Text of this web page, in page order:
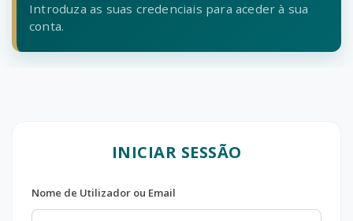
Introduza as suas credenciais para aceder à sua
conta.
INICIAR SESSÃO
Nome de Utilizador ou Email